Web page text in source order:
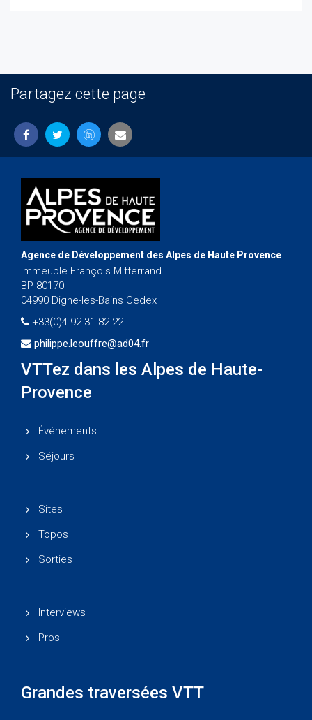
Partagez cette page
Agence de Développement des Alpes de Haute Provence
Immeuble François Mitterrand
BP 80170
04990 Digne-les-Bains Cedex
+33(0)4 92 31 82 22
philippe.leouffre@ad04.fr
VTTez dans les Alpes de Haute-
Provence
Événements
Séjours
Sites
Topos
Sorties
Interviews
Pros
Grandes traversées VTT